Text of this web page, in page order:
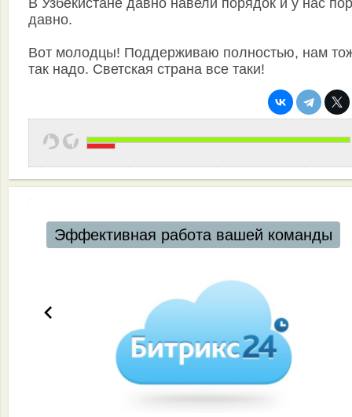
В Узбекистане давно навели порядок и у нас
давно.
Вот молодцы! Поддерживаю полностью, нам
так надо. Светская страна все таки!
Эффективная работа вашей команды